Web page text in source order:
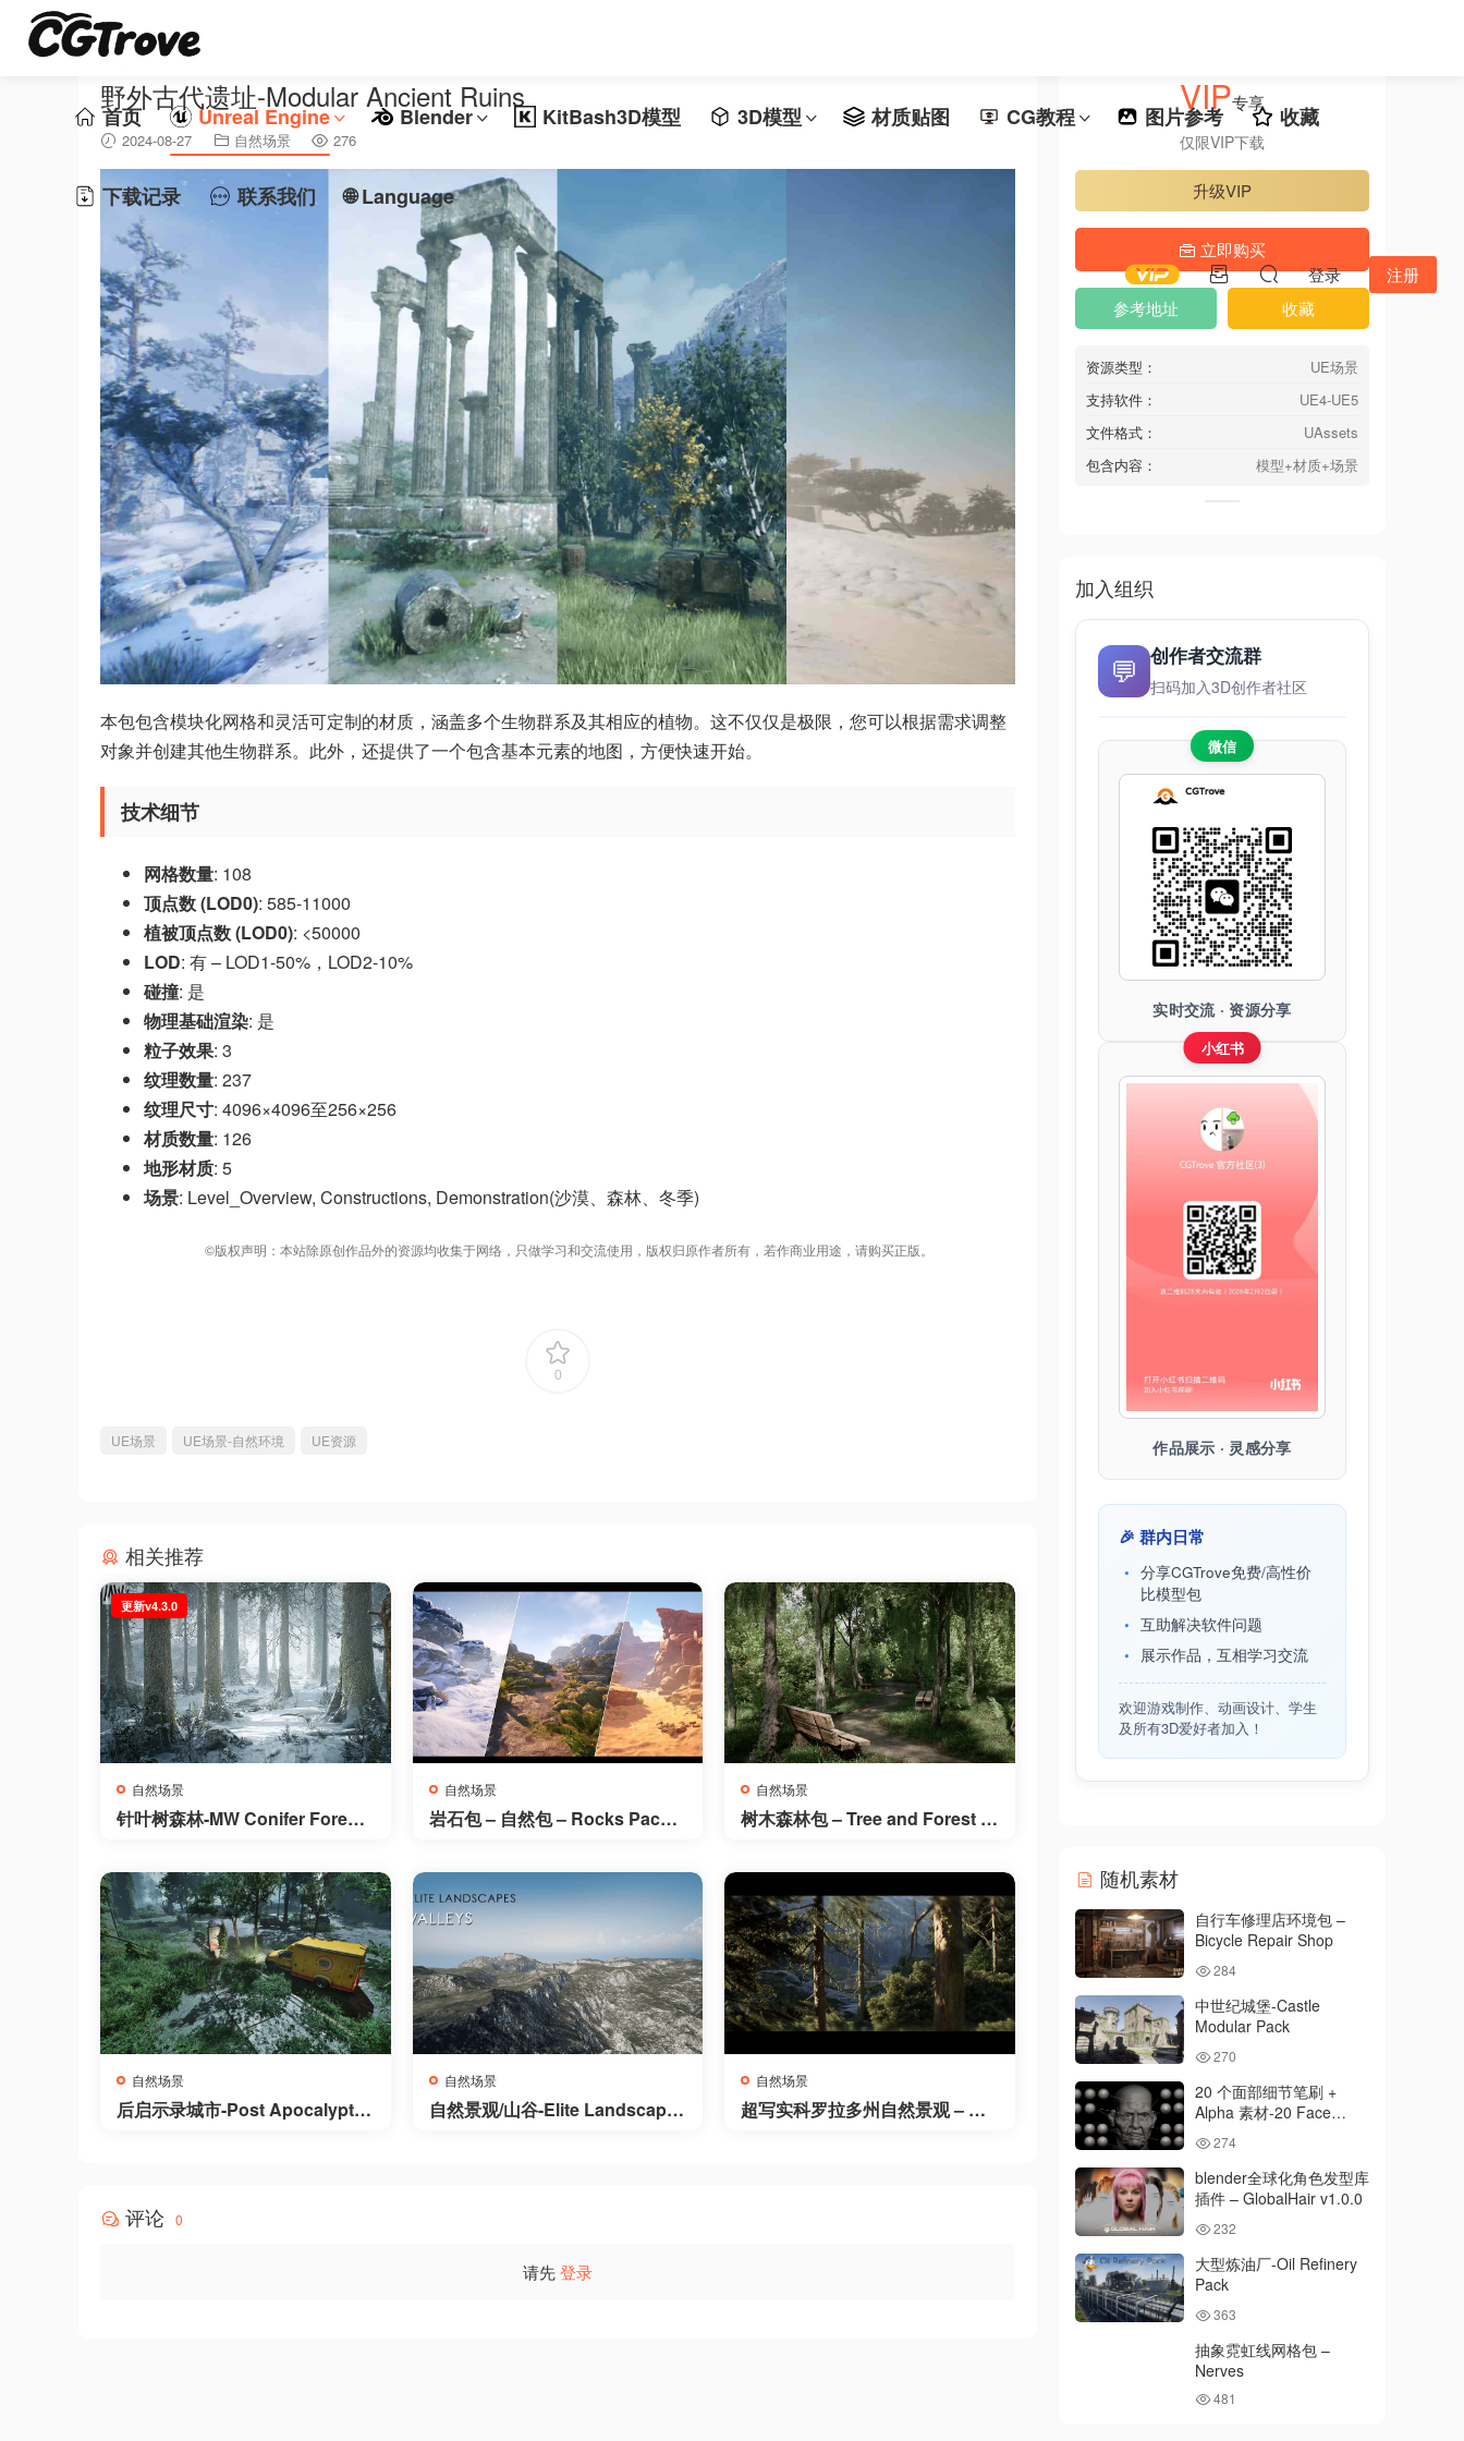
首页 Unreal Engine Blender KitBash3D模型 3D模型 材质贴图 CG教程 图片参考 收藏
下载记录 联系我们 🌐 Language
登录 注册
野外古代遗址-Modular Ancient Ruins
2024-08-27 自然场景 276
本包包含模块化网格和灵活可定制的材质，涵盖多个生物群系及其相应的植物。这不仅仅是极限，您可以根据需求调整
对象并创建其他生物群系。此外，还提供了一个包含基本元素的地图，方便快速开始。
技术细节
网格数量: 108
顶点数 (LOD0): 585-11000
植被顶点数 (LOD0): <50000
LOD: 有 – LOD1-50%，LOD2-10%
碰撞: 是
物理基础渲染: 是
粒子效果: 3
纹理数量: 237
纹理尺寸: 4096×4096至256×256
材质数量: 126
地形材质: 5
场景: Level_Overview, Constructions, Demonstration(沙漠、森林、冬季)
©版权声明：本站除原创作品外的资源均收集于网络，只做学习和交流使用，版权归原作者所有，若作商业用途，请购买正版。
0
UE场景 UE场景-自然环境 UE资源
相关推荐
自然场景
针叶树森林-MW Conifer Forest
更新v4.3.0
自然场景
岩石包 – 自然包 – Rocks Pack –
自然场景
树木森林包 – Tree and Forest P
自然场景
后启示录城市-Post Apocalyptic
自然场景
自然景观/山谷-Elite Landscape
自然场景
超写实科罗拉多州自然景观 – Col
评论 0
请先登录
VIP专享
仅限VIP下载
升级VIP
立即购买
参考地址 收藏
资源类型：
UE场景
支持软件：
UE4-UE5
文件格式：
UAssets
包含内容：
模型+材质+场景
加入组织
💬
创作者交流群
扫码加入3D创作者社区
微信
实时交流 · 资源分享
小红书
作品展示 · 灵感分享
🎉 群内日常
分享CGTrove免费/高性价
比模型包
互助解决软件问题
展示作品，互相学习交流
欢迎游戏制作、动画设计、学生
及所有3D爱好者加入！
随机素材
自行车修理店环境包 –
Bicycle Repair Shop
284
中世纪城堡-Castle
Modular Pack
270
20 个面部细节笔刷 +
Alpha 素材-20 Face
274
blender全球化角色发型库
插件 – GlobalHair v1.0.0
232
大型炼油厂-Oil Refinery
Pack
363
抽象霓虹线网格包 –
Nerves
481